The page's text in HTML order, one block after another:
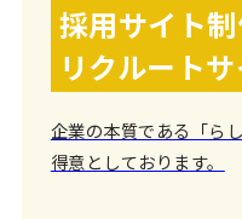
採用サイト
リクルート
企業の本質である「ら
得意としております。